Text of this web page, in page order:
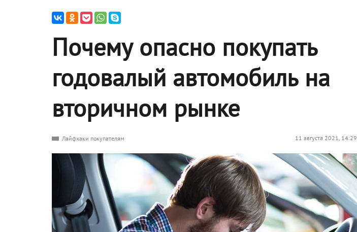
Почему опасно покупать
годовалый автомобиль на
вторичном рынке
Лайфхаки покупателям 11 августа 2021, 14:29